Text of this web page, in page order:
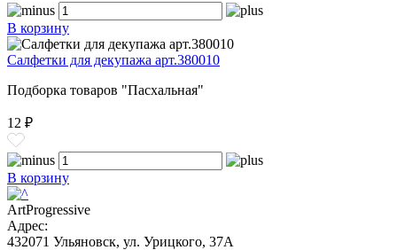
В корзину
Салфетки для декупажа арт.380010
Подборка товаров "Пасхальная"
12 ₽
В корзину
ArtProgressive
Адрес:
432071 Ульяновск, ул. Урицкого, 37А